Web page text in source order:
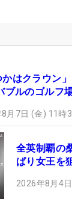
かはクラウン
ブルのゴルフ
月7日 (金) 11時
全英制覇の
ぱり女王を
2026年8月4